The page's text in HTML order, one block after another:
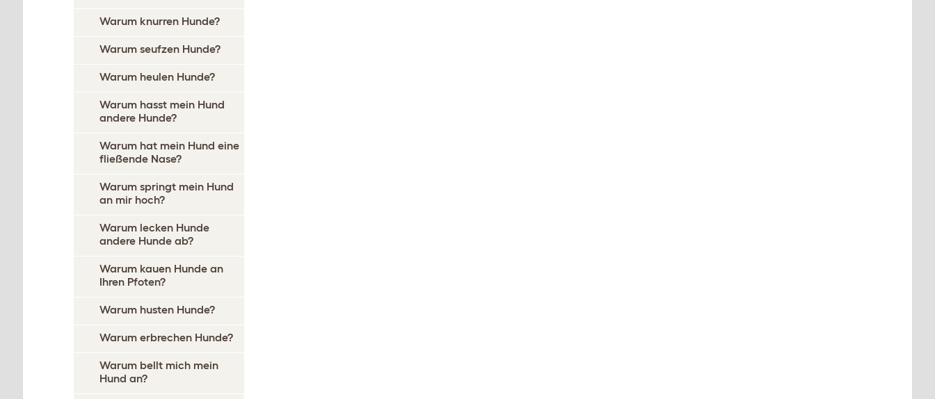
Warum knurren Hunde?
Warum seufzen Hunde?
Warum heulen Hunde?
Warum hasst mein Hund
andere Hunde?
Warum hat mein Hund eine
fließende Nase?
Warum springt mein Hund
an mir hoch?
Warum lecken Hunde
andere Hunde ab?
Warum kauen Hunde an
Ihren Pfoten?
Warum husten Hunde?
Warum erbrechen Hunde?
Warum bellt mich mein
Hund an?